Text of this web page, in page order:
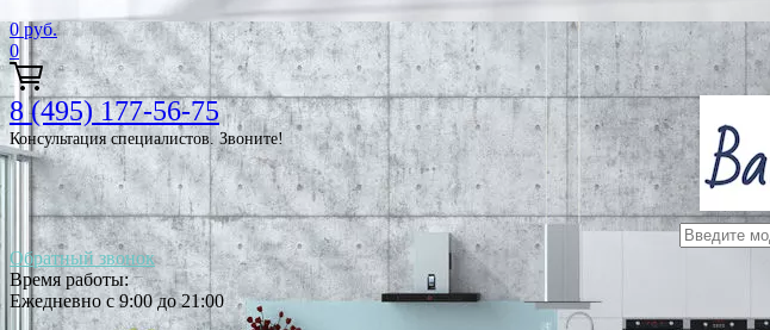
0 руб.
0
8 (495) 177-56-75
Консультация специалистов. Звоните!
Обратный звонок
Время работы:
Ежедневно с 9:00 до 21:00